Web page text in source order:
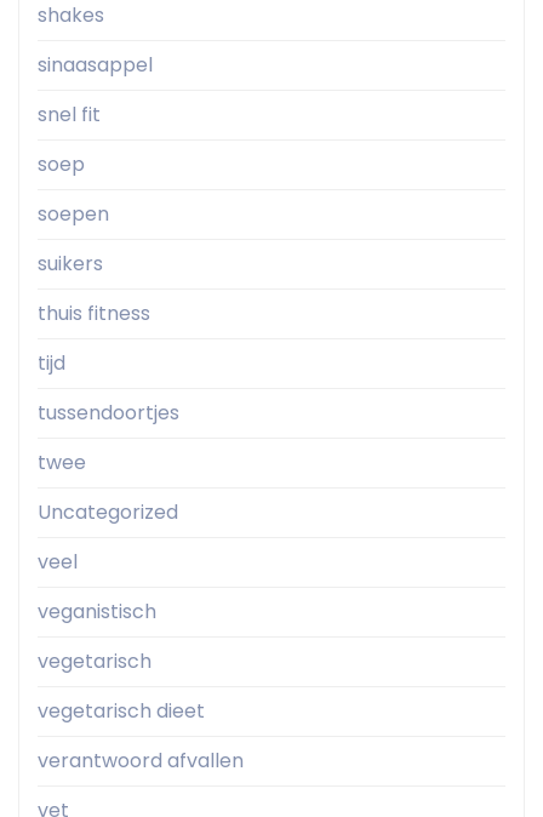
shakes
sinaasappel
snel fit
soep
soepen
suikers
thuis fitness
tijd
tussendoortjes
twee
Uncategorized
veel
veganistisch
vegetarisch
vegetarisch dieet
verantwoord afvallen
vet